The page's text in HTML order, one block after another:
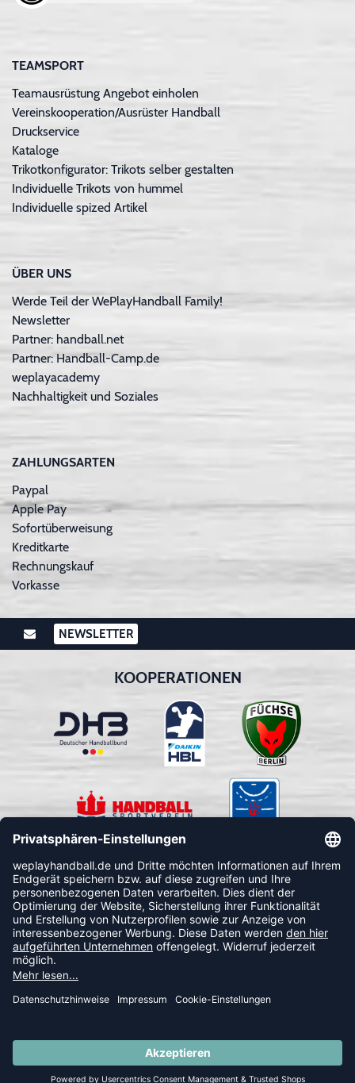
SUMMER SALE: SPARE BIS ZU 65%
TEAMSPORT
Teamausrüstung Angebot einholen
Vereinskooperation/Ausrüster Handball
Druckservice
Kataloge
Trikotkonfigurator: Trikots selber gestalten
Individuelle Trikots von hummel
Individuelle spized Artikel
ÜBER UNS
Werde Teil der WePlayHandball Family!
Newsletter
Partner: handball.net
Partner: Handball-Camp.de
weplayacademy
Nachhaltigkeit und Soziales
ZAHLUNGSARTEN
Paypal
Apple Pay
Sofortüberweisung
Kreditkarte
Rechnungskauf
Vorkasse
NEWSLETTER
KOOPERATIONEN
FOLLOW US